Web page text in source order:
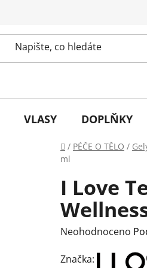
VLASY DOPLŇKY
Domů
/ PÉČE O TĚLO /
ml
I Love
Průměrné
produktu
Neohodnoceno
Značka: